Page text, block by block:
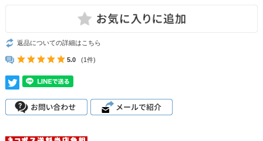
返品についての詳細はこちら
5.0 (1件)